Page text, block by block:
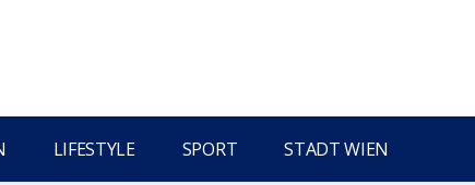
LIFESTYLE SPORT STADT WIEN